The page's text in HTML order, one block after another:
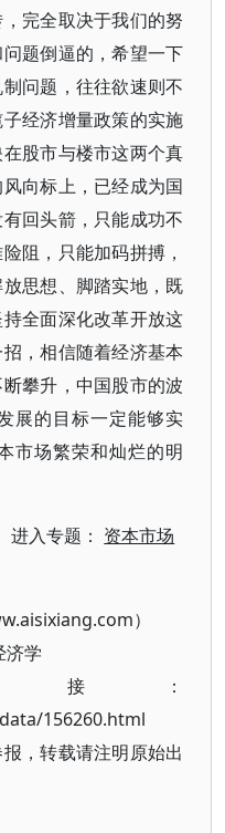
完全取决于我们的努
题倒逼的，希望一下
问题，往往欲速则不
经济增量政策的实施
股市与楼市这两个真
向标上，已经成为国
回头箭，只能成功不
阻，只能加码拼搏，
思想、脚踏实地，既
全面深化改革开放这
，相信随着经济基本
攀升，中国股市的波
展的目标一定能够实
市场繁荣和灿烂的明
入专题： 资本市场
）
济学
接：
156260.html
，转载请注明原始出